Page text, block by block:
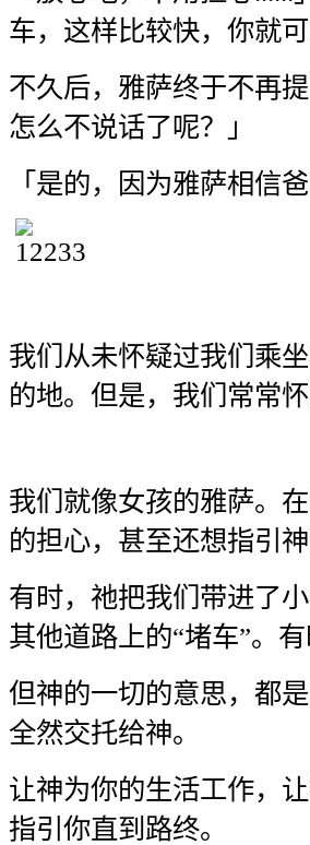
车，这样比较快，你就
不久后，雅萨终于不再
怎么不说话了呢？」
「是的，因为雅萨相信
我们从未怀疑过我们乘
的地。但是，我们常常
我们就像女孩的雅萨。
的担心，甚至还想指引神
有时，祂把我们带进了
其他道路上的“堵车”。
但神的一切的意思，都
全然交托给神。
让神为你的生活工作，
指引你直到路终。